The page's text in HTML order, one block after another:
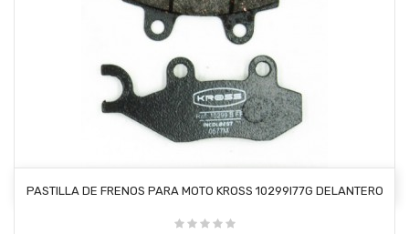
AÑADIR AL CARRITO
PASTILLA DE FRENOS PARA MOTO KROSS 10299I77G DELANTERO